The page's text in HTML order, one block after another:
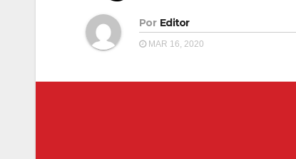
Por Editor
MAR 16, 2020